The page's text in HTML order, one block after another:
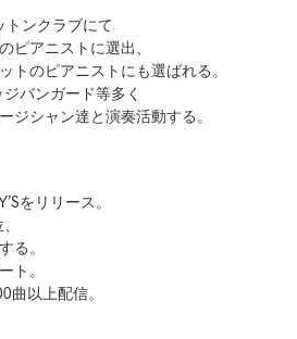
トンクラブにて
ピアニストに選出、
トのピアニストにも選ばれる。
バンガード等多く
ジシャン達と演奏活動する。
をリリース。
る。
ト。
曲以上配信。